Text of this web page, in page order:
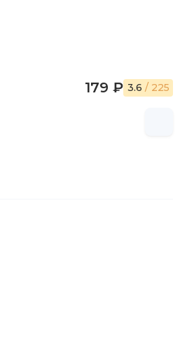
179 ₽ 3.6 / 225